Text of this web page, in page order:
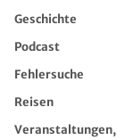
Geschichte
Podcast
Fehlersuche
Reisen
Veranstaltungen,